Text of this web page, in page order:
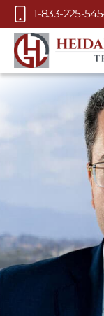
1-833-225-